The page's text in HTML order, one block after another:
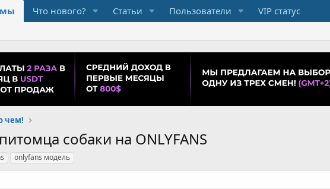
Что нового? Статьи Пользователи VIP статус
чем!
собаки на ONLYFANS
onlyfans модель